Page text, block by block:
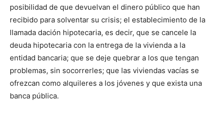
posibilidad de que devuelvan el dinero público que han
recibido para solventar su crisis; el establecimiento de la
llamada dación hipotecaria, es decir, que se cancele la
deuda hipotecaria con la entrega de la vivienda a la
entidad bancaria; que se deje quebrar a los que tengan
problemas, sin socorrerles; que las viviendas vacías se
ofrezcan como alquileres a los jóvenes y que exista una
banca pública.